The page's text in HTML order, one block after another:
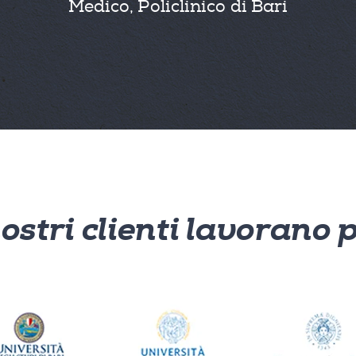
Medico, Policlinico di Bari
clienti lavorano